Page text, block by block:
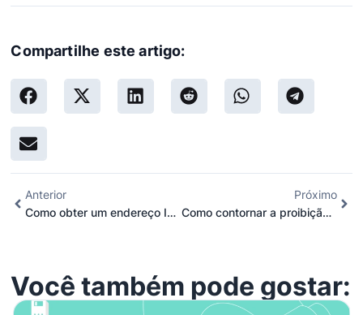
Compartilhe este artigo:
Anterior
Como obter um endereço IP proxy dos EUA
Próximo
Como contornar a proibição de IP de Valheim
Você também pode gostar: